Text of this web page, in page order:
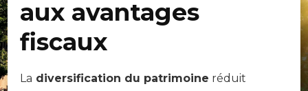
aux avantages
fiscaux
La diversification du patrimoine réduit